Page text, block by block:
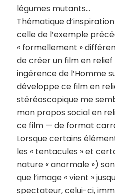
légumes mutants…
Thématique
celle de l’exemple
« formellement »
de créer un film en
ingérence de l’Homme
développe ce film en
stéréoscopique me
mon propos social en
ce film — de format
Lorsque certains
les « tentacules » et
nature « anormale »)
que l’image « vient »
spectateur, celui-ci,